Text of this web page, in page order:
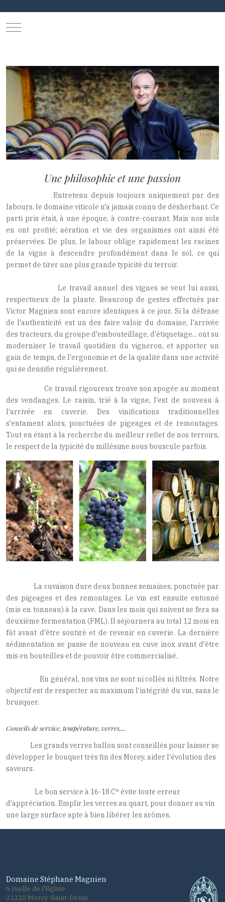
Mobile Menu Toggle
Une philosophie et une passion
Entretenu depuis toujours uniquement par des
labours, le domaine viticole n'a jamais connu de désherbant. Ce
parti pris était, à une époque, à contre-courant. Mais nos sols
en ont profité; aération et vie des organismes ont ainsi été
préservées. De plus, le labour oblige rapidement les racines
de la vigne à descendre profondément dans le sol, ce qui
permet de tirer une plus grande typicité du terroir.
Le travail annuel des vignes se veut lui aussi,
respectueux de la plante. Beaucoup de gestes effectués par
Victor Magnien sont encore identiques à ce jour. Si la défense
de l'authenticité est un des faire valoir du domaine, l'arrivée
des tracteurs, du groupe d'embouteillage, d'étiquetage... ont su
moderniser le travail quotidien du vigneron, et apporter un
gain de temps, de l'ergonomie et de la qualité dans une activité
qui se densifie régulièrement.
Ce travail rigoureux trouve son apogée au moment
des vendanges. Le raisin, trié à la vigne, l'est de nouveau à
l'arrivée en cuverie. Des vinifications traditionnelles
s'entament alors, ponctuées de pigeages et de remontages.
Tout en étant à la recherche du meilleur reflet de nos terroirs,
le respect de la typicité du millésime nous bouscule parfois.
La cuvaison dure deux bonnes semaines, ponctuée par
des pigeages et des remontages. Le vin est ensuite entonné
(mis en tonneau) à la cave. Dans les mois qui suivent se fera sa
deuxième fermentation (FML). Il séjournera au total 12 mois en
fût avant d'être soutiré et de revenir en cuverie. La dernière
sédimentation se passe de nouveau en cuve inox avant d'être
mis en bouteilles et de pouvoir être commercialisé.
En général, nos vins ne sont ni collés ni filtrés. Notre
objectif est de respecter au maximum l'intégrité du vin, sans le
brusquer.
Conseils de service, température, verres,...
Les grands verres ballon sont conseillés pour laisser se
développer le bouquet très fin des Morey, aider l'évolution des
saveurs.
Le bon service à 16-18 C° évite toute erreur
d'appréciation. Emplir les verres au quart, pour donner au vin
une large surface apte à bien libérer les arômes.
Domaine Stéphane Magnien
5 ruelle de l'Eglise
21220 Morey-Saint-Denis